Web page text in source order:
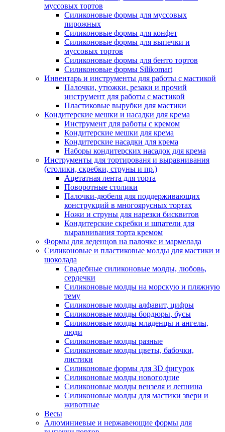
муссовых тортов
Силиконовые формы для муссовых
пирожных
Силиконовые формы для конфет
Силиконовые формы для выпечки и
муссовых тортов
Силиконовые формы для бенто тортов
Силиконовые формы Silikomart
Инвентарь и инструменты для работы с мастикой
Палочки, утюжки, резаки и прочий
инструмент для работы с мастикой
Пластиковые вырубки для мастики
Кондитерские мешки и насадки для крема
Инструмент для работы с кремом
Кондитерские мешки для крема
Кондитерские насадки для крема
Наборы кондитерских насадок для крема
Инструменты для тортированя и выравнивания
(столики, скребки, струны и пр.)
Ацетатная лента для торта
Поворотные столики
Палочки-дюбеля для поддерживающих
конструкций в многоярусных тортах
Ножи и струны для нарезки бисквитов
Кондитерские скребки и шпатели для
выравнивания торта кремом
Формы для леденцов на палочке и мармелада
Силиконовые и пластиковые молды для мастики и
шоколада
Свадебные силиконовые молды, любовь,
сердечки
Силиконовые молды на морскую и пляжную
тему
Силиконовые молды алфавит, цифры
Силиконовые молды бордюры, бусы
Силиконовые молды младенцы и ангелы,
люди
Силиконовые молды разные
Силиконовые молды цветы, бабочки,
листики
Силиконовые формы для 3D фигурок
Силиконовые молды новогодние
Силиконовые молды вензеля и лепнина
Силиконовые молды для мастики звери и
животные
Весы
Алюминиевые и нержавеющие формы для